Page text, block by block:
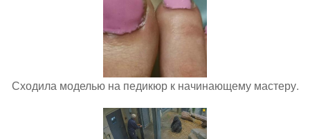
Сходила моделью на педикюр к начинающему мастеру.